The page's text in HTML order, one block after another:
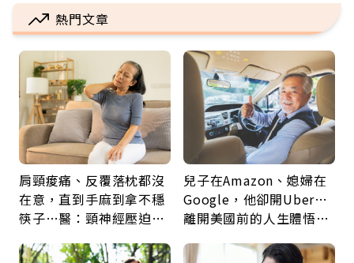
熱門文章
肩頸痠痛、反覆落枕都沒
在意，直到手麻到拿不穩
筷子…醫：頸神經壓迫上
鍵
兒子在Amazon、媳婦在
Google，他卻開Uber…
離開美國前的人生體悟：